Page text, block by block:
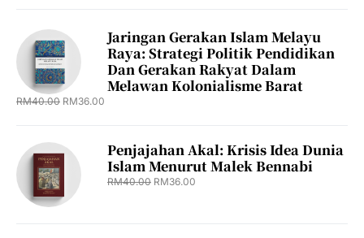
Jaringan Gerakan Islam Melayu
Raya: Strategi Politik Pendidikan
Dan Gerakan Rakyat Dalam
Melawan Kolonialisme Barat
RM40.00 RM36.00
Penjajahan Akal: Krisis Idea Dunia
Islam Menurut Malek Bennabi
RM40.00 RM36.00